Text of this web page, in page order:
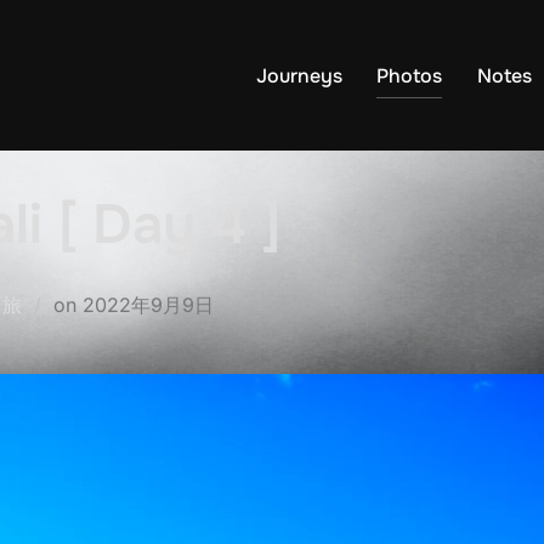
Journeys Photos Notes
旅 on Posted
2022年9月9日